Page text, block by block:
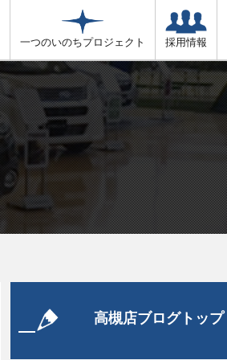
一つのいのちプロジェクト 採用情報
高槻店ブログトップ